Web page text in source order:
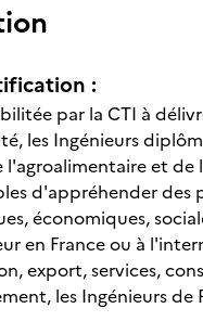
:
par la CTI à
les Ingénieurs
et de
d'appréhender
économiques,
en France ou à
export, services,
les Ingénieurs